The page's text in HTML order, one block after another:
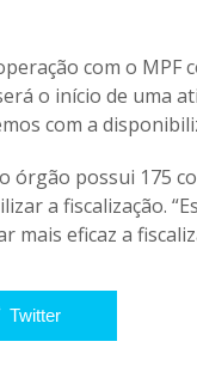
com o MPF
o início de uma
com a
órgão possui 175
a fiscalização.
mais eficaz a
Twitter